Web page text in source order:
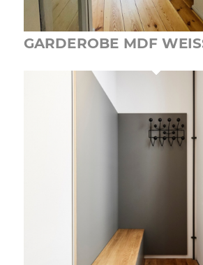
GARDEROBE MDF WEISS